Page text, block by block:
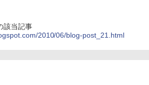
該当記事
2010/06/blog-post_21.html